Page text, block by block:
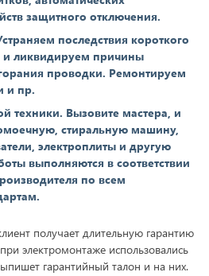
защитного отключения.
последствия короткого
ликвидируем причины
проводки. Ремонтируем
и пр.
техники. Вызовите мастера, и
стиральную машину,
электроплиты и другую
выполняются в соответствии
по всем
получает длительную гарантию
электромонтаже использовались
гарантийный талон и на них.